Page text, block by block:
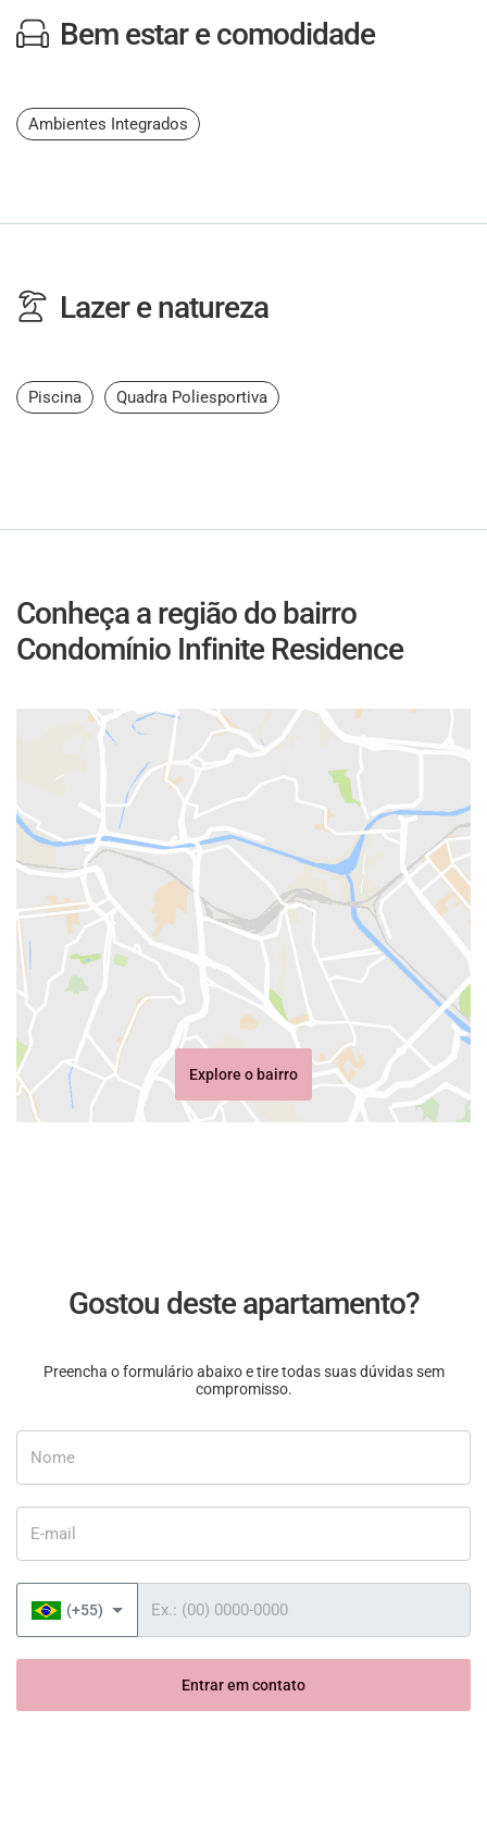
Bem estar e comodidade
Ambientes Integrados
Lazer e natureza
Piscina Quadra Poliesportiva
Conheça a região do bairro
Condomínio Infinite Residence
Explore o bairro
Gostou deste apartamento?
Preencha o formulário abaixo e tire todas suas dúvidas sem
compromisso.
(+55)
Entrar em contato